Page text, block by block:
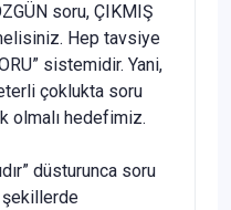
soru, ÇIKMIŞ
Hep tavsiye
sistemidir. Yani,
çoklukta soru
olmalı hedefimiz.
düsturunca soru
şekillerde